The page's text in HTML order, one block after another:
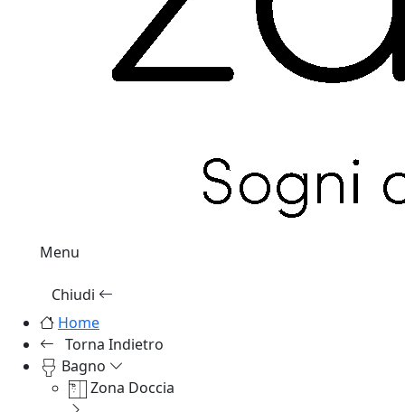
Menu
Chiudi
Home
Torna Indietro
Bagno
Zona Doccia